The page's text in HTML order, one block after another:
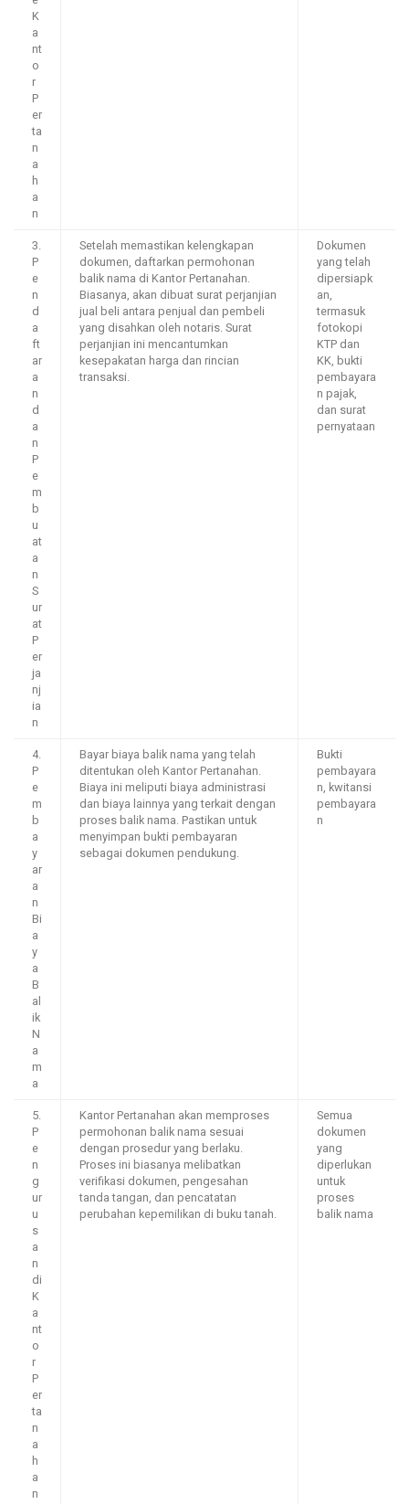
K
a
nt
o
r
P
er
ta
n
a
h
a
n
3.
P
e
n
d
a
ft
ar
a
n
d
a
n
P
e
m
b
u
at
a
n
S
ur
at
P
er
ja
nj
ia
n
Setelah memastikan kelengkapan
dokumen, daftarkan permohonan
balik nama di Kantor Pertanahan.
Biasanya, akan dibuat surat perjanjian
jual beli antara penjual dan pembeli
yang disahkan oleh notaris. Surat
perjanjian ini mencantumkan
kesepakatan harga dan rincian
transaksi.
Dokumen
yang telah
dipersiapk
an,
termasuk
fotokopi
KTP dan
KK, bukti
pembayara
n pajak,
dan surat
pernyataan
4.
P
e
m
b
a
y
ar
a
n
Bi
a
y
a
B
al
ik
N
a
m
a
Bayar biaya balik nama yang telah
ditentukan oleh Kantor Pertanahan.
Biaya ini meliputi biaya administrasi
dan biaya lainnya yang terkait dengan
proses balik nama. Pastikan untuk
menyimpan bukti pembayaran
sebagai dokumen pendukung.
Bukti
pembayara
n, kwitansi
pembayara
n
5.
P
e
n
g
ur
u
s
a
n
di
K
a
nt
o
r
P
er
ta
n
a
h
a
n
Kantor Pertanahan akan memproses
permohonan balik nama sesuai
dengan prosedur yang berlaku.
Proses ini biasanya melibatkan
verifikasi dokumen, pengesahan
tanda tangan, dan pencatatan
perubahan kepemilikan di buku tanah.
Semua
dokumen
yang
diperlukan
untuk
proses
balik nama